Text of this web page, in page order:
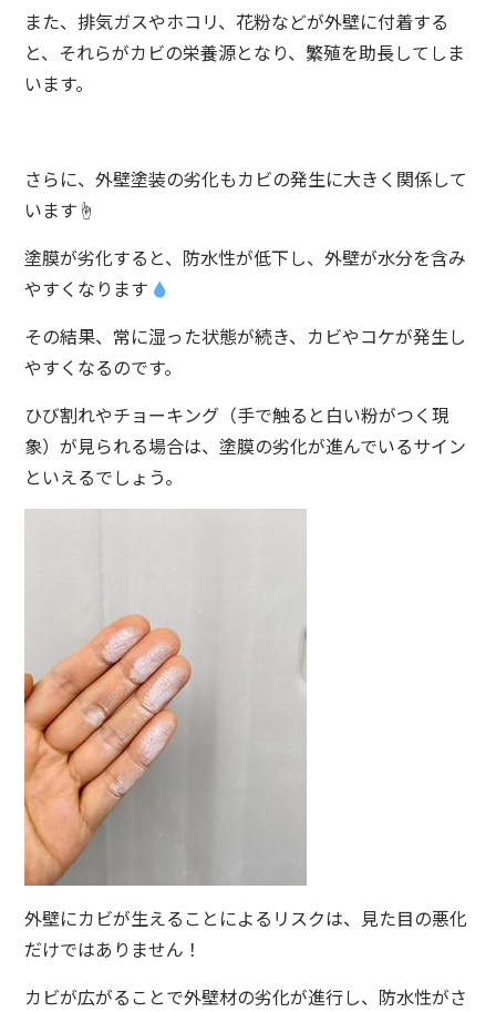
また、排気ガスやホコリ、花粉などが外壁に付着する
と、それらがカビの栄養源となり、繁殖を助長してしま
います。
さらに、外壁塗装の劣化もカビの発生に大きく関係して
います☝️
塗膜が劣化すると、防水性が低下し、外壁が水分を含み
やすくなります
その結果、常に湿った状態が続き、カビやコケが発生し
やすくなるのです。
ひび割れやチョーキング（手で触ると白い粉がつく現
象）が見られる場合は、塗膜の劣化が進んでいるサイン
といえるでしょう。
外壁にカビが生えることによるリスクは、見た目の悪化
だけではありません！
カビが広がることで外壁材の劣化が進行し、防水性がさ